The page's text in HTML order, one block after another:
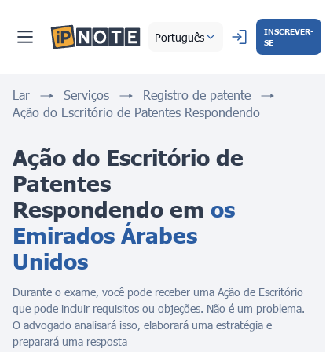
Português
INSCREVER-
SE
Lar Serviços
Registro de patente
Ação do Escritório de Patentes Respondendo
Ação do Escritório de
Patentes
Respondendo em os
Emirados Árabes
Unidos
Durante o exame, você pode receber uma Ação de Escritório
que pode incluir requisitos ou objeções. Não é um problema.
O advogado analisará isso, elaborará uma estratégia e
preparará uma resposta